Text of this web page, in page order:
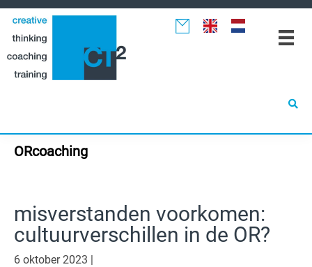
Spring
naar
hoofdnavigatie
Door
naar
Spring
naar
eerste
ORcoaching
misverstanden voorkomen:
cultuurverschillen in de OR?
6 oktober 2023 |